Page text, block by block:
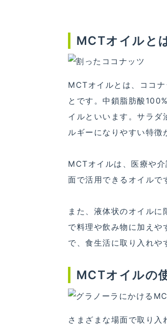
MCTオイルと
MCTオイルとは、ココ
とです。中鎖脂肪酸
イルといいます。サラダ
ルギーになりやすい特徴
MCTオイルは、医療や
面で活用できるオイルで
また、液体状のオイル
で料理や飲み物に加えや
で、食生活に取り入れや
MCTオイルの
さまざまな場面で取り入